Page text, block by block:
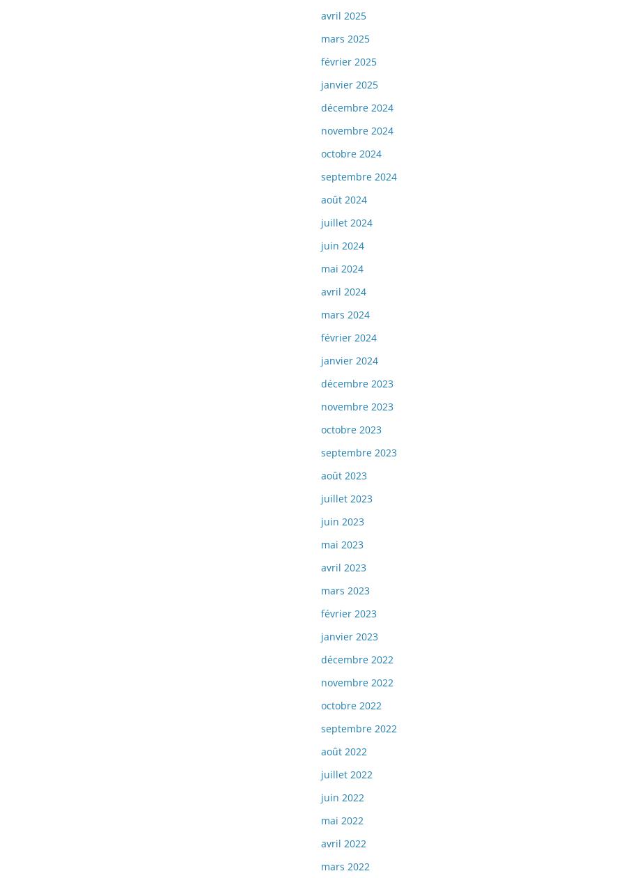
avril 2025
mars 2025
février 2025
janvier 2025
décembre 2024
novembre 2024
octobre 2024
septembre 2024
août 2024
juillet 2024
juin 2024
mai 2024
avril 2024
mars 2024
février 2024
janvier 2024
décembre 2023
novembre 2023
octobre 2023
septembre 2023
août 2023
juillet 2023
juin 2023
mai 2023
avril 2023
mars 2023
février 2023
janvier 2023
décembre 2022
novembre 2022
octobre 2022
septembre 2022
août 2022
juillet 2022
juin 2022
mai 2022
avril 2022
mars 2022